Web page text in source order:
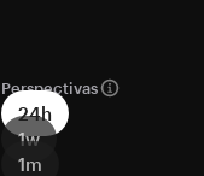
Perspectivas
24h
1w
1m